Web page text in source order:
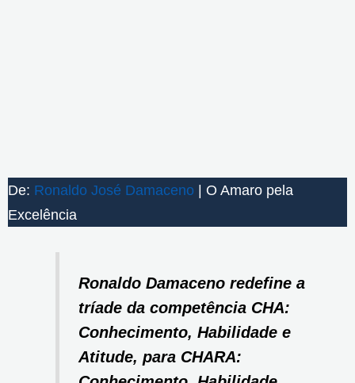
De: Ronaldo José Damaceno | O Amaro pela
Excelência
Ronaldo Damaceno redefine a
tríade da competência CHA:
Conhecimento, Habilidade e
Atitude, para CHARA: